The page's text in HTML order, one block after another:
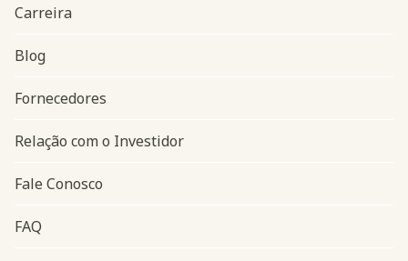
Navegação do rodapé
Carreira
Blog
Fornecedores
Relação com o Investidor
Fale Conosco
FAQ